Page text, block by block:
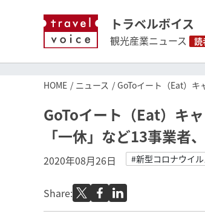
トラベルボイス
観光産業ニュース 読
HOME ニュース GoToイート（Eat）
GoToイート（Eat）キ
「一休」など13事業者
2020年08月26日 #新型コロナウイ
Share: